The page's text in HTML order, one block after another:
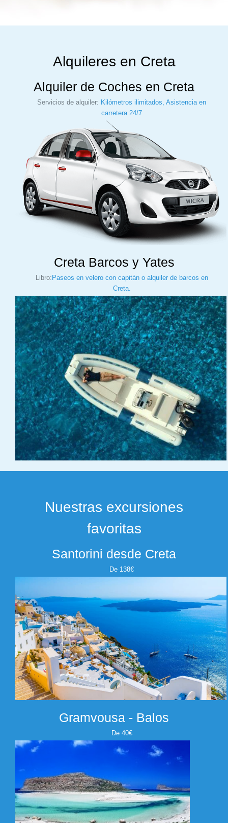
Alquileres en Creta
Alquiler de Coches en Creta
Servicios de alquiler: Kilómetros ilimitados, Asistencia en
carretera 24/7
Creta Barcos y Yates
Libro: Paseos en velero con capitán o alquiler de barcos en
Creta.
Nuestras excursiones
favoritas
Santorini desde Creta
De 138€
Gramvousa - Balos
De 40€